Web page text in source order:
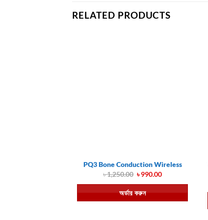
RELATED PRODUCTS
PQ3 Bone Conduction Wireless
৳1,250.00 Original
was:
৳ 1,250.00.
৳990.00Current
is:
৳ 990.00.
অর্ডার করুন